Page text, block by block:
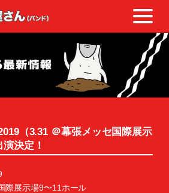
（3.31 ＠幕張メッセ国際展示
決定！
展示場9〜11ホール